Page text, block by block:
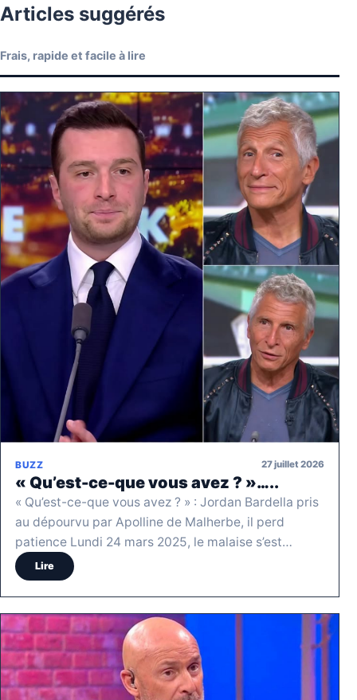
Articles suggérés
Frais, rapide et facile à lire
BUZZ 27 juillet 2026
« Qu’est-ce-que vous avez ? »…..
« Qu’est-ce-que vous avez ? » : Jordan Bardella pris
au dépourvu par Apolline de Malherbe, il perd
patience Lundi 24 mars 2025, le malaise s’est…
Lire